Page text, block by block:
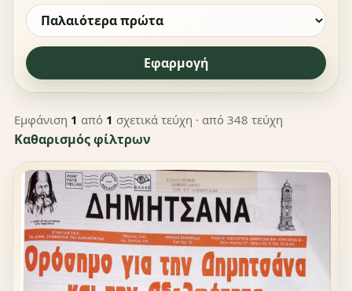
Εφαρμογή
Εμφάνιση 1 από 1 σχετικά τεύχη · από 348 τεύχη
Καθαρισμός φίλτρων